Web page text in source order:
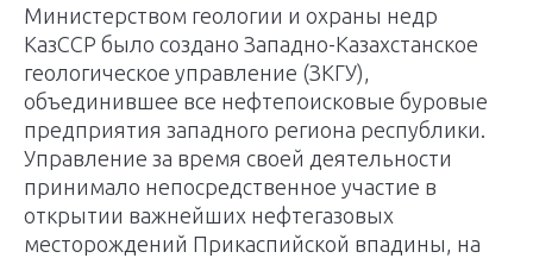
Министерством геологии и охраны недр
КазССР было создано Западно-Казахстанское
геологическое управление (ЗКГУ),
объединившее все нефтепоисковые буровые
предприятия западного региона республики.
Управление за время своей деятельности
принимало непосред­ственное участие в
открытии важнейших нефтегазовых
месторождений Прикаспийской впадины, на